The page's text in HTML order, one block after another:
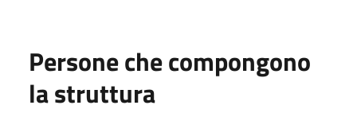
Persone che compongono
la struttura